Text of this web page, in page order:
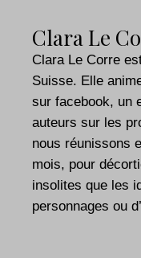
Clara Le
Clara Le Corre
Suisse. Elle
sur facebook, un
auteurs sur les
nous réunissons
mois, pour
insolites que les
personnages ou